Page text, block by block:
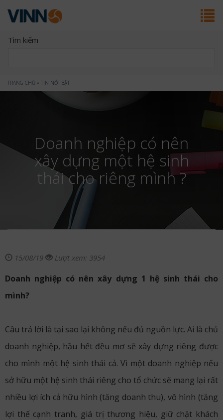
Tìm kiếm
Bạn
đây
TRANG CHỦ » TIN NỔI BẬT
Doanh nghiệp có nên
xây dựng một hệ sinh
thái cho riêng mình ?
15/08/19 Lượt xem: 3954
Doanh nghiệp có nên xây dựng 1 hệ sinh thái cho
mình?
Câu trả lời là tại sao lại không nếu đủ nguồn lực. Ai là chủ
doanh nghiệp, hầu hết đều mơ sẽ xây dựng riêng được
cho mình một hệ sinh thái cả. Vì một doanh nghiệp nếu
sở hữu một hệ sinh thái riêng cho tổ chức sẽ mang lại rất
nhiều lợi ích cả hữu hình (tăng doanh thu), vô hình (tăng
lợi thế cạnh tranh, giá trị thương hiệu, giữ chặt khách